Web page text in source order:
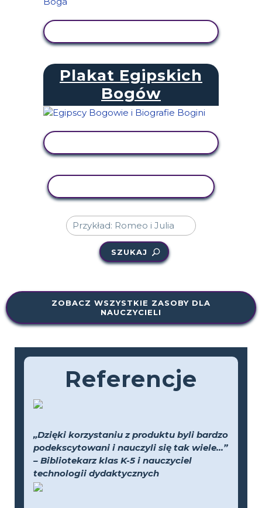
Plakat Egipskich
Bogów
SZUKAJ
ZOBACZ WSZYSTKIE ZASOBY DLA
NAUCZYCIELI
Referencje
„Dzięki korzystaniu z produktu byli bardzo
podekscytowani i nauczyli się tak wiele...”
– Bibliotekarz klas K-5 i nauczyciel
technologii dydaktycznych